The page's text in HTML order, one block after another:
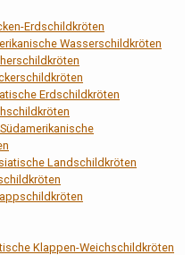
Erdschildkröten
Wasserschildkröten
Erdschildkröten
Landschildkröten
Klappen-Weichschildkröten